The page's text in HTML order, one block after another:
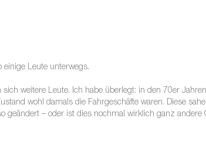
Leute unterwegs.
weitere Leute. Ich habe überlegt: in den 70er
wohl damals die Fahrgeschäfte waren. Diese
geändert – oder ist dies nochmal wirklich ganz andere